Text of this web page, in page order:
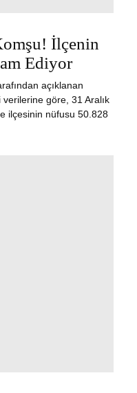
İlçenin
Ediyor
açıklanan
verilerine göre, 31 Aralık
ilçesinin nüfusu 50.828